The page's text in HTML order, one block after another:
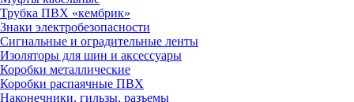
Трубка ПВХ «кембрик»
Знаки электробезопасности
Сигнальные и оградительные ленты
Изоляторы для шин и аксессуары
Коробки металлические
Коробки распаячные ПВХ
Наконечники, гильзы, разъемы